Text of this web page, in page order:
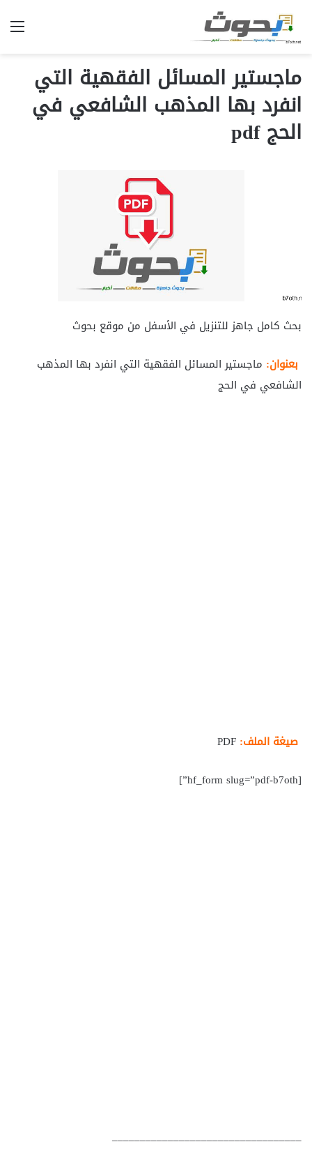
ماجستير المسائل الفقهية التي
انفرد بها المذهب الشافعي في
الحج pdf
بحث كامل جاهز للتنزيل في الأسفل من موقع بحوث
بعنوان: ماجستير المسائل الفقهية التي انفرد بها المذهب
الشافعي في الحج
صيغة الملف:
[hf_form slug=”pdf-b7oth”]
__________________________________